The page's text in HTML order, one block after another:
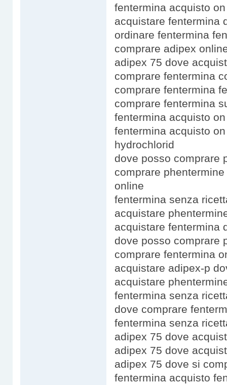
fentermina acquisto
acquistare fentermina
ordinare fentermina
comprare adipex
adipex 75 dove
comprare fentermina
comprare fentermina
comprare fentermina
fentermina acquisto
fentermina acquisto
hydrochlorid
dove posso comprare
comprare
online
fentermina senza
acquistare
acquistare fentermina
dove posso comprare
comprare fentermina
acquistare adipex-p
acquistare
fentermina senza
dove comprare
fentermina senza
adipex 75 dove
adipex 75 dove
adipex 75 dove si
fentermina acquisto